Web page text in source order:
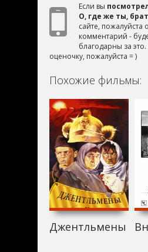
Если вы
О, где же ты,
сайте, пожалуйста
комментарий -
благодарны за это.
оценочку, пожалуйста = )
Похожие фильмы:
Джентльмены